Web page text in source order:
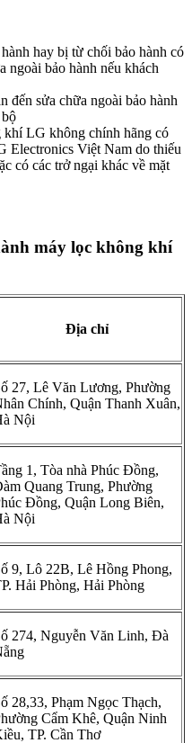
hay bị từ chối bảo hành có
ngoài bảo hành nếu khách
đến sửa chữa ngoài bảo hành
khí LG không chính hãng có
Electronics Việt Nam do thiếu
có các trở ngại khác về mặt
máy lọc không khí
Địa chỉ
27, Lê Văn Lương, Phường
Chính, Quận Thanh Xuân,
Nội
1, Tòa nhà Phúc Đồng,
Quang Trung, Phường
Đồng, Quận Long Biên,
Nội
9, Lô 22B, Lê Hồng Phong,
Hải Phòng, Hải Phòng
274, Nguyễn Văn Linh, Đà
28,33, Phạm Ngọc Thạch,
Cẩm Khê, Quận Ninh
TP. Cần Thơ